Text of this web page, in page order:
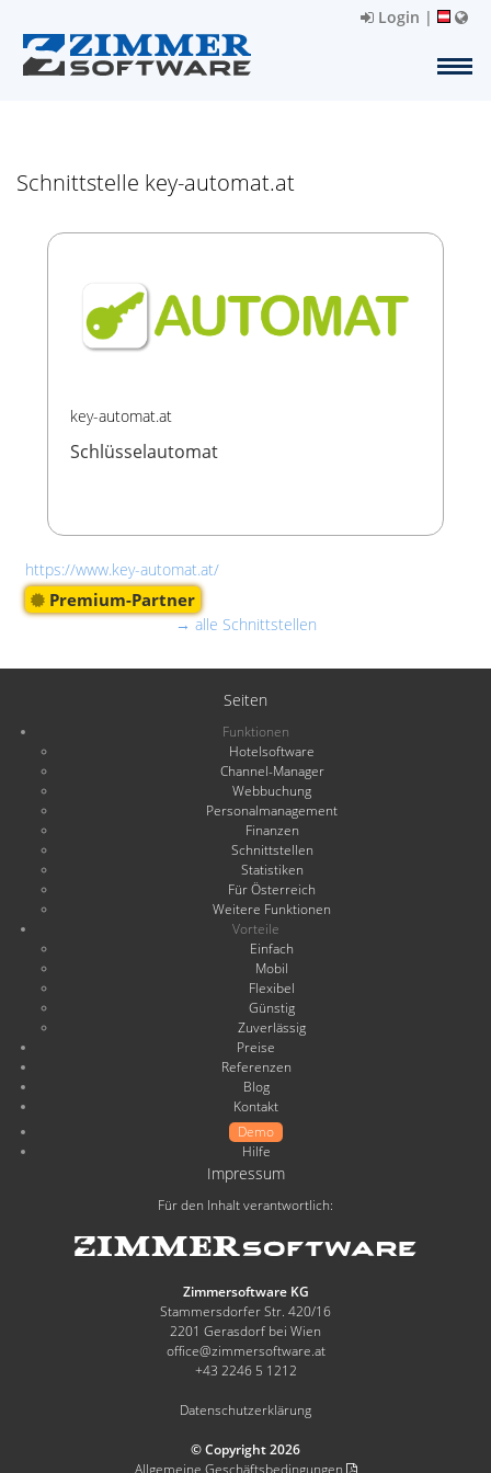
Login |
Schnittstelle key-automat.at
key-automat.at
Schlüsselautomat
https://www.key-automat.at/
Premium-Partner
→ alle Schnittstellen
Seiten
Funktionen
Hotelsoftware
Channel-Manager
Webbuchung
Personalmanagement
Finanzen
Schnittstellen
Statistiken
Für Österreich
Weitere Funktionen
Vorteile
Einfach
Mobil
Flexibel
Günstig
Zuverlässig
Preise
Referenzen
Blog
Kontakt
Demo
Hilfe
Impressum
Für den Inhalt verantwortlich:
Zimmersoftware KG
Stammersdorfer Str. 420/16
2201 Gerasdorf bei Wien
office@zimmersoftware.at
+43 2246 5 1212
Datenschutzerklärung
© Copyright 2026
Allgemeine Geschäftsbedingungen